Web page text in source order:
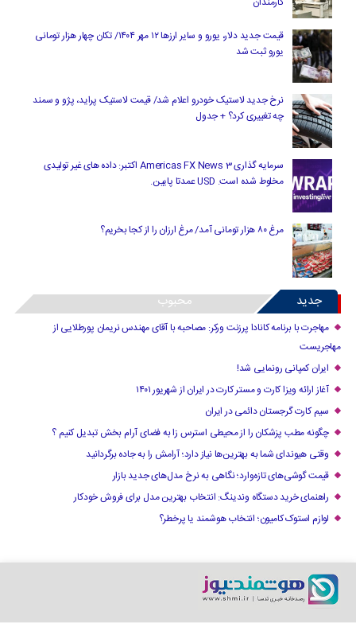
قیمت جدید دلار، یورو و سایر ارزها ۱۲ مهر ۱۴۰۴/ تکان چهار هزار تومانی
یورو ثبت شد
نرخ جدید لاستیک خودرو اعلام شد/ قیمت لاستیک پراید، پژو و سمند
چه تغییری کرد؟ + جدول
سرمایه گذاری Americas FX News 3 اکتبر: داده های غیر تولیدی
مخلوط شده است. USD عمدتا پایین.
مرغ ۸۰ هزار تومانی آمد/ مرغ ارزان را از کجا بخریم؟
جدید محبوب
مهاجرت با برنامه کانادا پرزنت ورکر: مصاحبه با آقای مهندس نریمان پورطلایی از
مهاجریست
ایران کمپانی رونمایی شد!
آغاز ارائه ویزا کارت و مستر کارت در ایران از شهریور ۱۴۰۱
سیم کارت گرجستان دائمی در ایران
چگونه مطب پزشکان را از محیطی استرس زا به فضای آرام بخش تبدیل کنیم ؟
وقتی هیوندای شما به بهترین‌ها نیاز دارد؛ آرامش را به جاده برگردانید
قیمت گوشی‌های تازه‌وارد؛ نگاهی به نرخ مدل‌های جدید بازار
راهنمای خرید دستگاه وندینگ: انتخاب بهترین مدل برای فروش خودکار
لوازم استوک کامیون؛ انتخاب هوشمند یا پرخطر؟